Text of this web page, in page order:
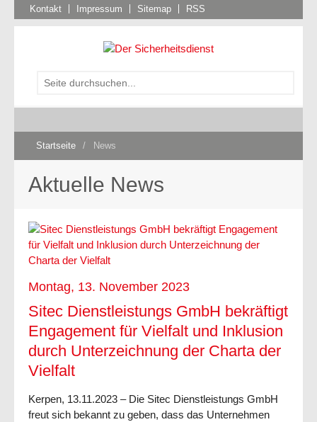
Kontakt Impressum Sitemap RSS
Startseite / News
Aktuelle News
Montag, 13. November 2023
Sitec Dienstleistungs GmbH bekräftigt
Engagement für Vielfalt und Inklusion
durch Unterzeichnung der Charta der
Vielfalt
Kerpen, 13.11.2023 – Die Sitec Dienstleistungs GmbH
freut sich bekannt zu geben, dass das Unternehmen